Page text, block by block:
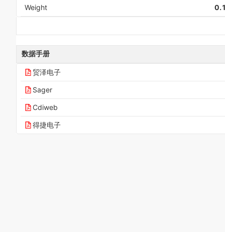
Weight
数据手册
贸泽电子
Sager
Cdiweb
得捷电子